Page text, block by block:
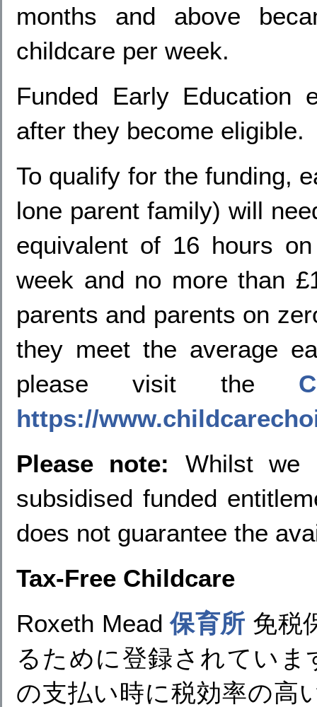
months and above
childcare per week.
Funded Early Education
after they become eligible.
To qualify for the funding,
lone parent family) will
equivalent of 16 hours
week and no more than
parents and parents on
they meet the average
please visit the
https://
Please note: Whilst we
subsidised funded
does not guarantee the
Tax-Free Childcare
Roxeth Mead保育所 免税
るために登録されていま
の支払い時に税効率の高